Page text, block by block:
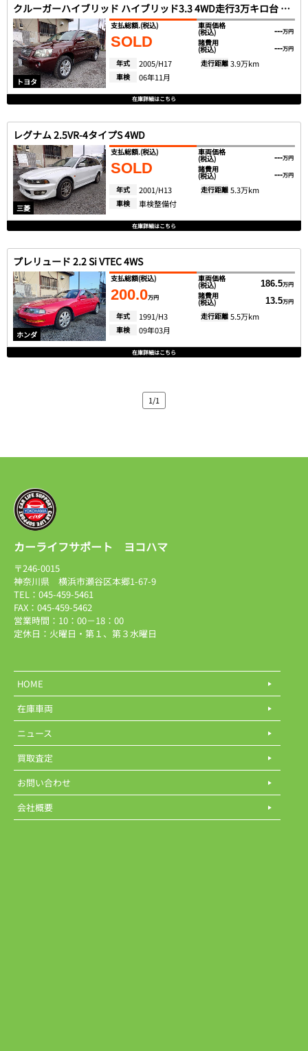
クルーガーハイブリッド ハイブリッド3.3 4WD走行3万キロ台 HID
トヨタ
支払総額.(税込)
SOLD
車両価格
(税込) ---万円
諸費用
(税込) ---万円
年式 2005/H17 走行距離 3.9万km
車検 06年11月
在庫詳細はこちら
レグナム 2.5VR-4タイプS 4WD
三菱
支払総額.(税込)
SOLD
車両価格
(税込) ---万円
諸費用
(税込) ---万円
年式 2001/H13 走行距離 5.3万km
車検 車検整備付
在庫詳細はこちら
プレリュード 2.2 Si VTEC 4WS
ホンダ
支払総額(税込)
200.0万円
車両価格
(税込) 186.5万円
諸費用
(税込) 13.5万円
年式 1991/H3 走行距離 5.5万km
車検 09年03月
在庫詳細はこちら
1/1
カーライフサポート ヨコハマ
〒246-0015
神奈川県 横浜市瀬谷区本郷1-67-9
TEL：045-459-5461
FAX：045-459-5462
営業時間：10：00－18：00
定休日：火曜日・第１、第３水曜日
HOME
在庫車両
ニュース
買取査定
お問い合わせ
会社概要